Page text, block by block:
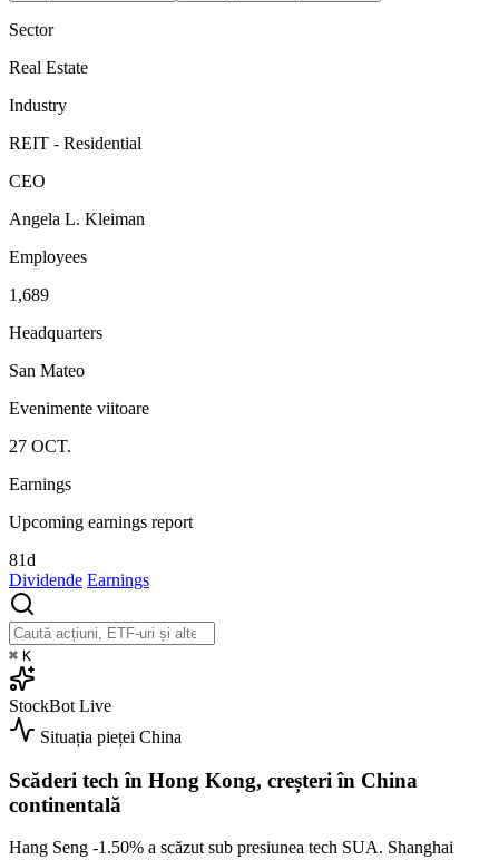
Sector
Real Estate
Industry
REIT - Residential
CEO
Angela L. Kleiman
Employees
1,689
Headquarters
San Mateo
Evenimente viitoare
27 OCT.
Earnings
Upcoming earnings report
81d
Dividende Earnings
⌘ K
StockBot Live
Situația pieței China
Scăderi tech în Hong Kong, creșteri în China
continentală
Hang Seng -1.50% a scăzut sub presiunea tech SUA. Shanghai